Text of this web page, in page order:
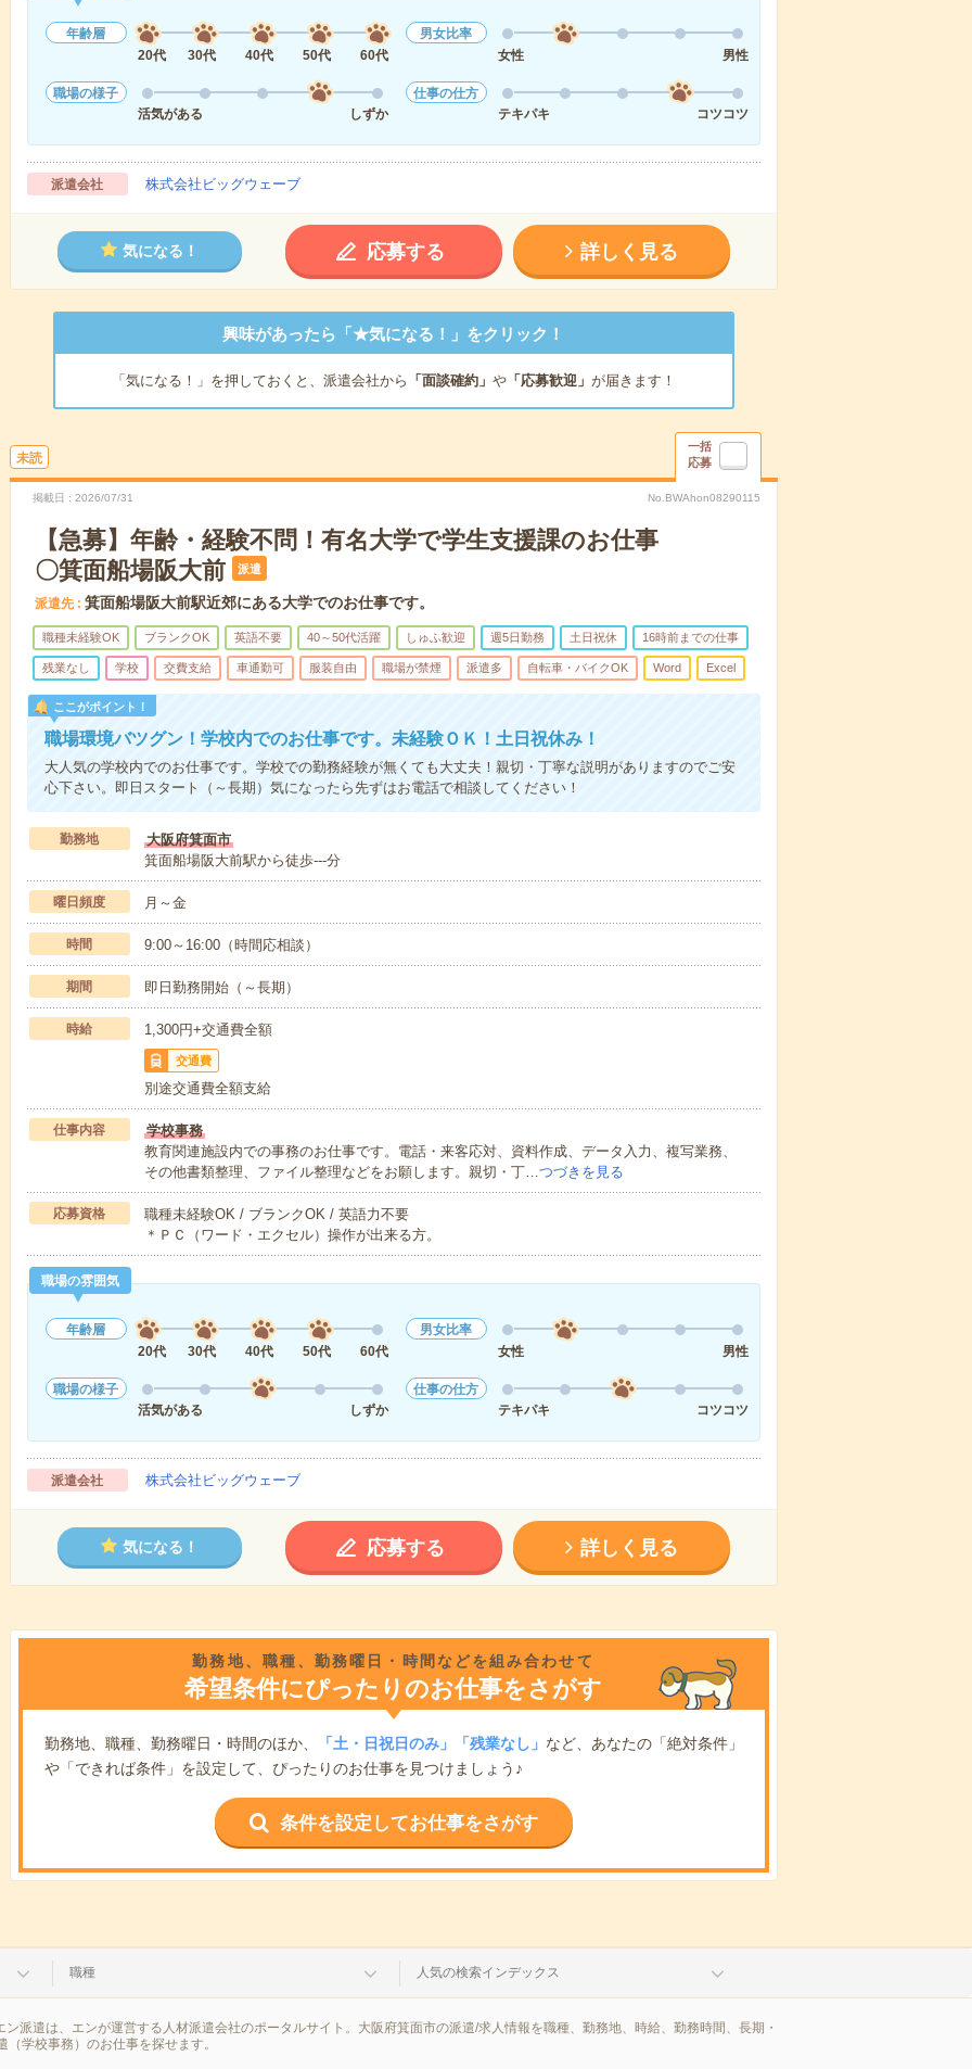
年齢層
20代
30代 40代 50代 60代
男女比率
女性
男性
職場の様子
活気がある
しずか
仕事の仕方
テキパキ
コツコツ
派遣会社 株式会社ビッグウェーブ
気になる！ 応募する 詳しく見る
興味があったら「★気になる！」をクリック！
「気になる！」を押しておくと、派遣会社から 「面談確約」 や「応募歓迎」 が届きます！
未読
一括
応募
掲載日 2026/07/31 No.BWAhon08290115
【急募】年齢・経験不問！有名大学で学生支援課のお仕事
〇箕面船場阪大前
派遣
派遣先 箕面船場阪大前駅近郊にある大学でのお仕事です。
職種未経験OK ブランクOK 英語不要 40～50代活躍 しゅふ歓迎 週5日勤務 土日祝休 16時前までの仕事
残業なし 学校 交費支給 車通勤可 服装自由 職場が禁煙 派遣多 自転車・バイクOK Word Excel
ここがポイント！
職場環境バツグン！学校内でのお仕事です。未経験ＯＫ！土日祝休み！
大人気の学校内でのお仕事です。学校での勤務経験が無くても大丈夫！親切・丁寧な説明がありますのでご安
心下さい。即日スタート（～長期）気になったら先ずはお電話で相談してください！
勤務地
大阪府箕面市
箕面船場阪大前駅から徒歩---分
曜日頻度 月～金
時間 9:00～16:00（時間応相談）
期間 即日勤務開始（～長期）
時給 1,300円+交通費全額
交通費
別途交通費全額支給
仕事内容
学校事務
教育関連施設内での事務のお仕事です。電話・来客応対、資料作成、データ入力、複写業務、
その他書類整理、ファイル整理などをお願します。親切・丁…つづきを見る
応募資格
職種未経験OK / ブランクOK / 英語力不要
＊ＰＣ（ワード・エクセル）操作が出来る方。
職場の雰囲気
年齢層
20代
30代 40代 50代 60代
男女比率
女性
男性
職場の様子
活気がある
しずか
仕事の仕方
テキパキ
コツコツ
派遣会社 株式会社ビッグウェーブ
気になる！ 応募する 詳しく見る
勤務地、職種、勤務曜日・時間などを組み合わせて
希望条件にぴったりのお仕事をさがす
勤務地、職種、勤務曜日・時間のほか、 「土・日祝日のみ」「残業なし」 など、あなたの「絶対条件」
や「できれば条件」を設定して、ぴったりのお仕事を見つけましょう♪
条件を設定してお仕事をさがす
職種 人気の検索インデックス
派遣は、エンが運営する人材派遣会社のポータルサイト。大阪府箕面市の派遣/求人情報を職種、勤務地、時給、勤務時間、長期・
学校事務）のお仕事を探せます。